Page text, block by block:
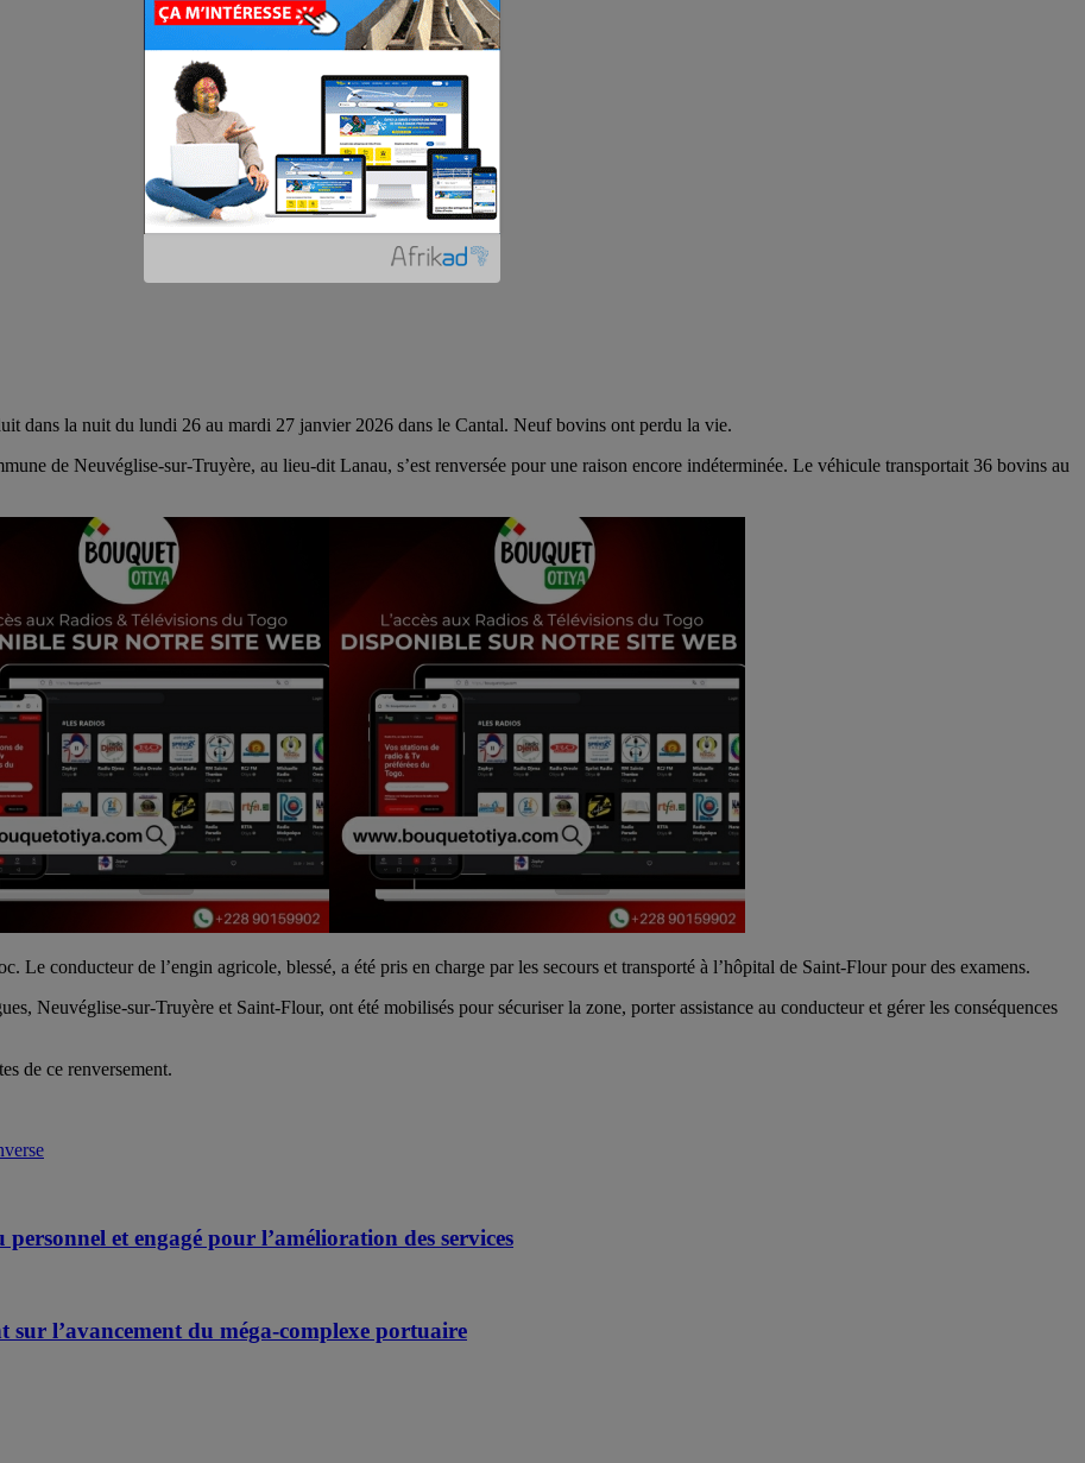
dans la nuit du lundi 26 au mardi 27 janvier 2026 dans le Cantal. Neuf bovins ont perdu la vie.
de Neuvéglise-sur-Truyère, au lieu-dit Lanau, s’est renversée pour une raison encore indéterminée. Le véhicule transportait 36 bovins au
Le conducteur de l’engin agricole, blessé, a été pris en charge par les secours et transporté à l’hôpital de Saint-Flour pour des examens.
Neuvéglise-sur-Truyère et Saint-Flour, ont été mobilisés pour sécuriser la zone, porter assistance au conducteur et gérer les conséquences
de ce renversement.
et engagé pour l’amélioration des services
l’avancement du méga-complexe portuaire